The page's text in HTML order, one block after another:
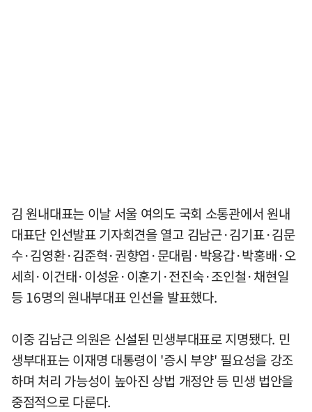
김 원내대표는 이날 서울 여의도 국회 소통관에서 원내
대표단 인선발표 기자회견을 열고 김남근·김기표·김문
수·김영환·김준혁·권향엽·문대림·박용갑·박홍배·오
세희·이건태·이성윤·이훈기·전진숙·조인철·채현일
등 16명의 원내부대표 인선을 발표했다.
이중 김남근 의원은 신설된 민생부대표로 지명됐다. 민
생부대표는 이재명 대통령이 '증시 부양' 필요성을 강조
하며 처리 가능성이 높아진 상법 개정안 등 민생 법안을
중점적으로 다룬다.